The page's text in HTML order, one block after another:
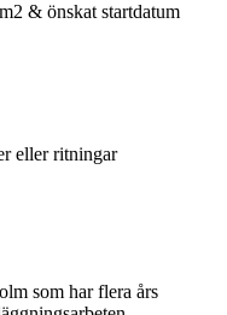
& önskat startdatum
eller ritningar
som har flera års